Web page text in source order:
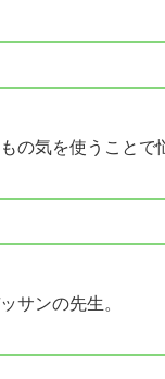
の気を使うことで
サンの先生。